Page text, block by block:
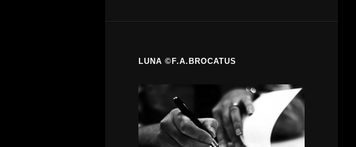
LUNA ©F.A.BROCATUS